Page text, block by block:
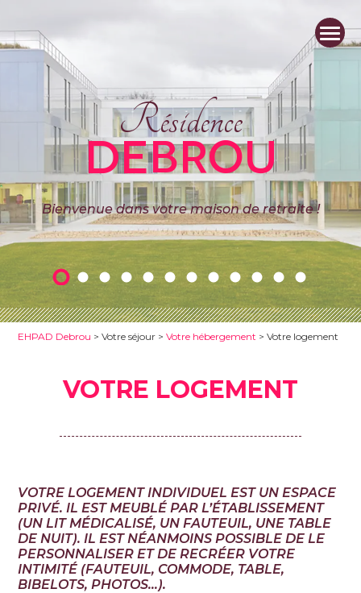
Résidence
DEBROU
Bienvenue dans votre maison de retraite !
EHPAD Debrou >Votre séjour >Votre hébergement >Votre logement
VOTRE LOGEMENT
VOTRE LOGEMENT INDIVIDUEL EST UN ESPACE
PRIVÉ. IL EST MEUBLÉ PAR L’ÉTABLISSEMENT
(UN LIT MÉDICALISÉ, UN FAUTEUIL, UNE TABLE
DE NUIT). IL EST NÉANMOINS POSSIBLE DE LE
PERSONNALISER ET DE RECRÉER VOTRE
INTIMITÉ (FAUTEUIL, COMMODE, TABLE,
BIBELOTS, PHOTOS…).